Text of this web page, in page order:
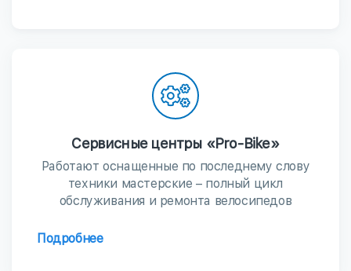
Сервисные центры «Pro-Bike»
Работают оснащенные по последнему слову
техники мастерские – полный цикл
обслуживания и ремонта велосипедов
Подробнее